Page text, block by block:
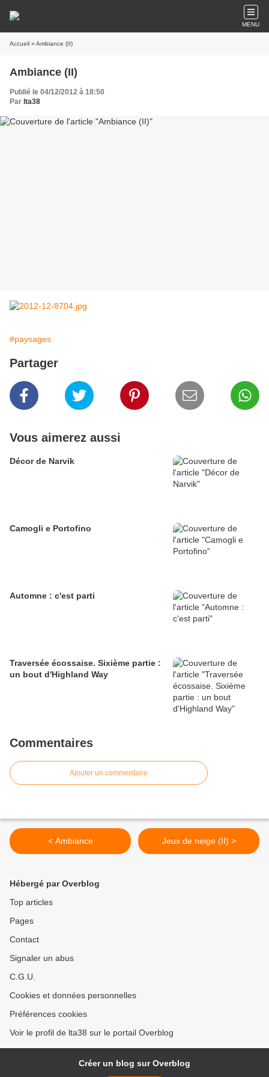
MENU
Accueil » Ambiance (II)
Ambiance (II)
Publié le 04/12/2012 à 18:50
Par lta38
#paysages
Partager
Vous aimerez aussi
Décor de Narvik
Camogli e Portofino
Automne : c'est parti
Traversée écossaise. Sixième partie :
un bout d'Highland Way
Commentaires
Ajouter un commentaire
< Ambiance Jeux de neige (II) >
Hébergé par Overblog
Top articles
Pages
Contact
Signaler un abus
C.G.U.
Cookies et données personnelles
Préférences cookies
Voir le profil de lta38 sur le portail Overblog
Créer un blog sur Overblog